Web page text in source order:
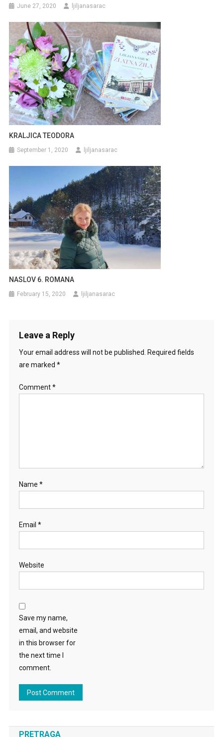
June 27, 2020 ljiljanasarac
KRALJICA TEODORA
September 1, 2020 ljiljanasarac
NASLOV 6. ROMANA
February 15, 2020 ljiljanasarac
Leave a Reply
Your email address will not be published. Required fields
are marked *
Comment*
Name *
Email *
Website
Save my name,
email, and website
in this browser for
the next time I
comment.
PRETRAGA